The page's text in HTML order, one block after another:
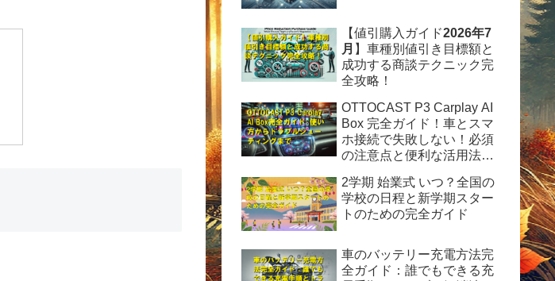
【値引購入ガイド2026年7
月 】車種別値引き目標額と
成功する商談テクニック完
全攻略！
OTTOCAST P3 Carplay AI
Box 完全ガイド！車とスマ
ホ接続で失敗しない！必須
の注意点と便利な活用法を
2学期 始業式 いつ？全国の
学校の日程と新学期スター
トのための完全ガイド
車のバッテリー充電方法完
全ガイド：誰でもできる充